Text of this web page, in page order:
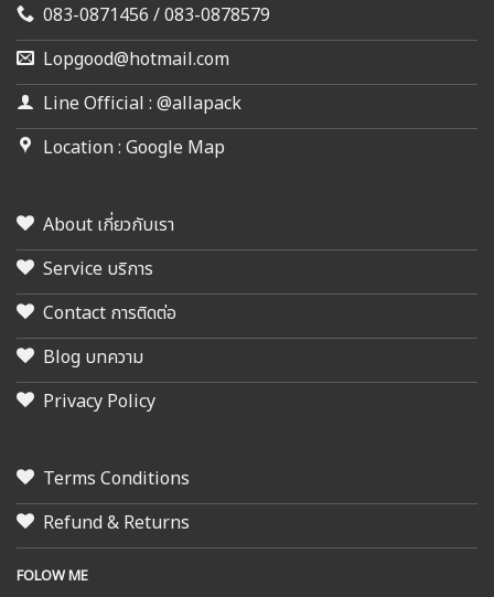
083-0871456 / 083-0878579
Lopgood@hotmail.com
Line Official : @allapack
Location : Google Map
About เกี่ยวกับเรา
Service บริการ
Contact การติดต่อ
Blog บทความ
Privacy Policy
Terms Conditions
Refund & Returns
FOLOW ME